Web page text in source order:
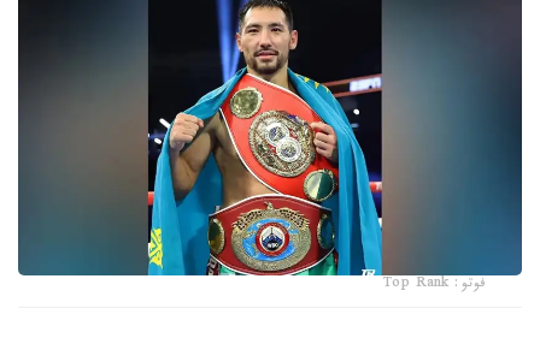
فوتو: Top Rank